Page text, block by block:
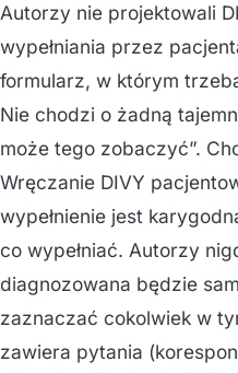
Autorzy nie projektowali
wypełniania przez
formularz, w którym
Nie chodzi o żadną
może tego zobaczyć”.
Wręczanie DIVY
wypełnienie jest
co wypełniać. Autorzy
diagnozowana będzie
zaznaczać cokolwiek w
zawiera pytania